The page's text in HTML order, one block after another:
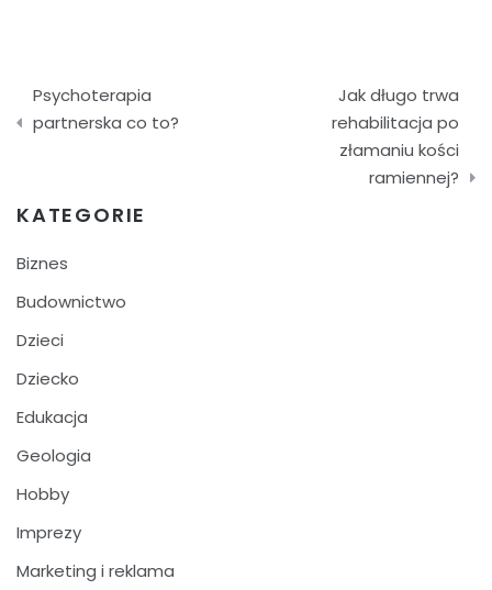
Nawigacja
wpisu
Psychoterapia
partnerska co to?
Jak długo trwa
rehabilitacja po
złamaniu kości
ramiennej?
KATEGORIE
Biznes
Budownictwo
Dzieci
Dziecko
Edukacja
Geologia
Hobby
Imprezy
Marketing i reklama